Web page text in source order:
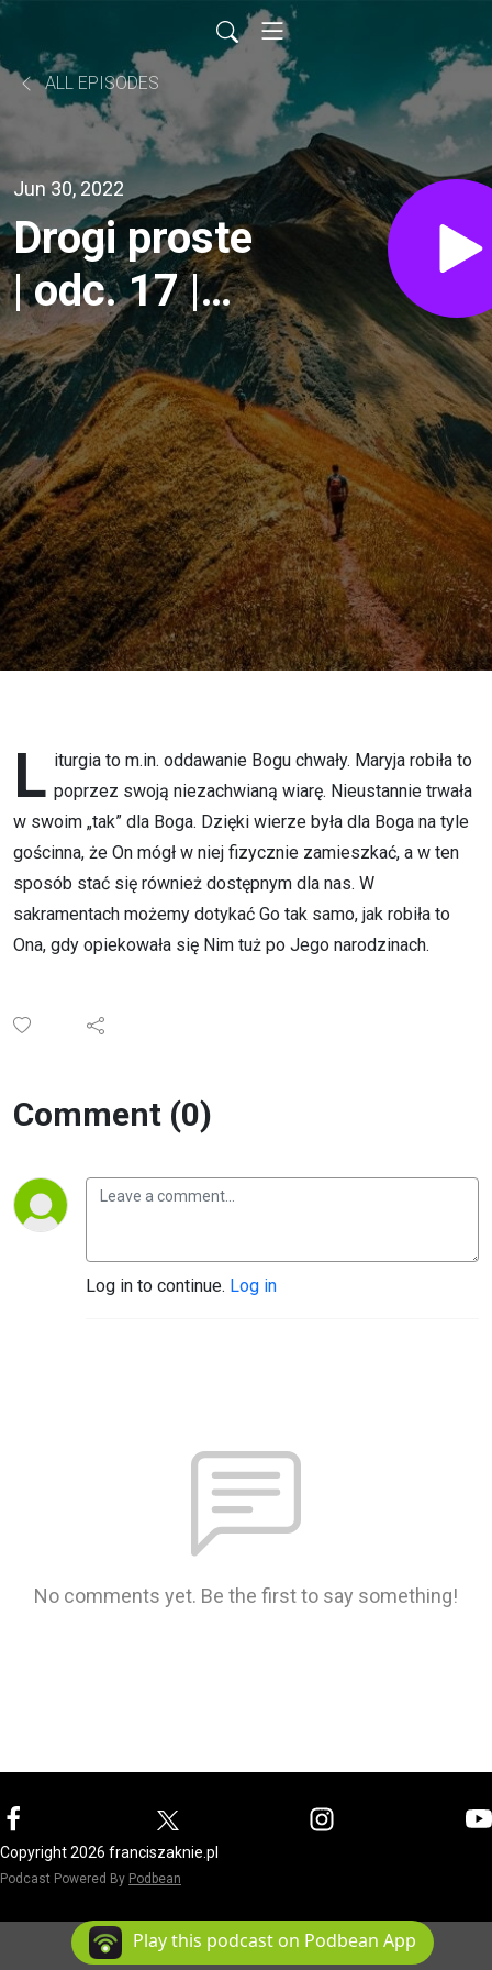
ALL EPISODES
Jun 30, 2022
Drogi proste
| odc. 17 |
Maryja uczy
nas
przeżywania
liturgii
L iturgia to m.in. oddawanie Bogu chwały. Maryja robiła to
poprzez swoją niezachwianą wiarę. Nieustannie trwała
w swoim „tak” dla Boga. Dzięki wierze była dla Boga na tyle
gościnna, że On mógł w niej fizycznie zamieszkać, a w ten
sposób stać się również dostępnym dla nas. W
sakramentach możemy dotykać Go tak samo, jak robiła to
Ona, gdy opiekowała się Nim tuż po Jego narodzinach.
Comment (0)
Log in to continue. Log in
No comments yet. Be the first to say something!
Copyright 2026 franciszaknie.pl
Podcast Powered By Podbean
Play this podcast on Podbean App